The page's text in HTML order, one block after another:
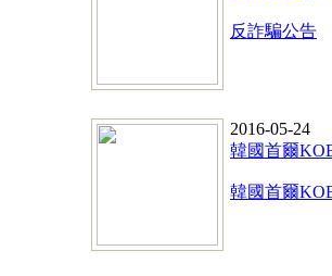
反詐騙公告
2016-05-24
韓國首爾
韓國首爾